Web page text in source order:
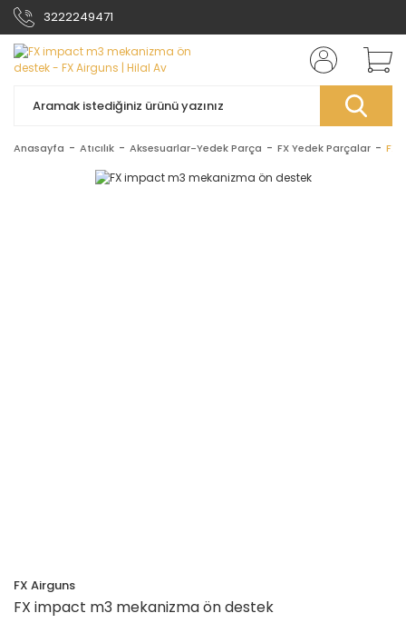
3222249471
Anasayfa Atıcılık Aksesuarlar-Yedek Parça FX Yedek Parçalar FX
FX Airguns
FX impact m3 mekanizma ön destek